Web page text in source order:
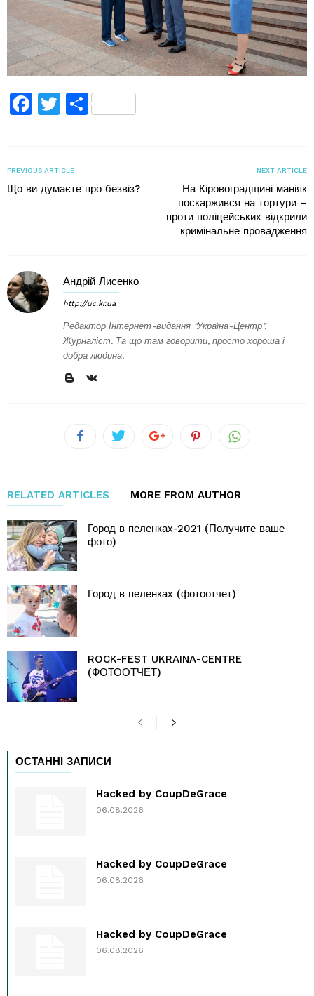
Facebook
TwitterПоділитися
PREVIOUS ARTICLE
Що ви думаєте про безвіз?
NEXT ARTICLE
На Кіровоградщині маніяк
поскаржився на тортури –
проти поліцейських відкрили
кримінальне провадження
Андрій Лисенко
http://uc.kr.ua
Редактор Інтернет-видання "Україна-Центр".
Журналіст. Та що там говорити, просто хороша і
добра людина.
RELATED ARTICLES MORE FROM AUTHOR
Город в пеленках-2021 (Получите ваше
фото)
Город в пеленках (фотоотчет)
ROCK-FEST UKRAINA-CENTRE
(ФОТООТЧЕТ)
ОСТАННІ ЗАПИСИ
Hacked by CoupDeGrace
06.08.2026
Hacked by CoupDeGrace
06.08.2026
Hacked by CoupDeGrace
06.08.2026